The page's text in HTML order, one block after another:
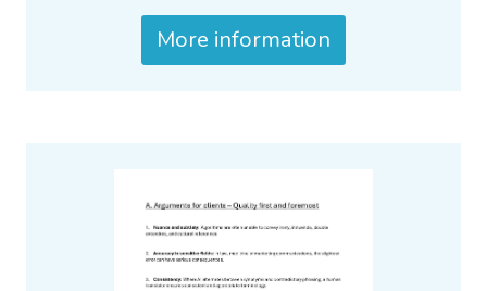
More information